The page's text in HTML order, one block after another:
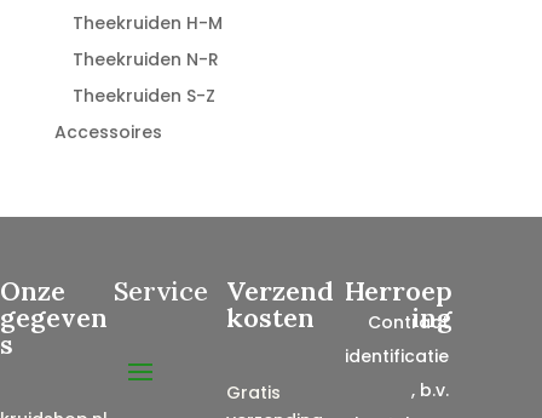
Theekruiden H-M
Theekruiden N-R
Theekruiden S-Z
Accessoires
Onze
gegeven
s
Service Verzend
kosten
Gratis
Herroep
ing
Contract
identificatie
, b.v.